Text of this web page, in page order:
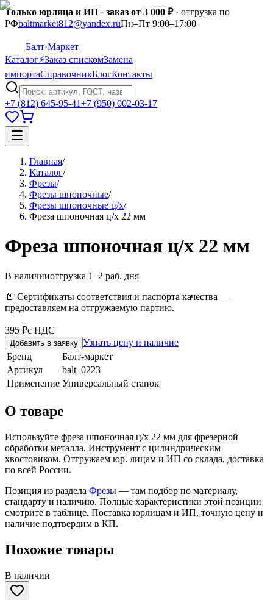
Только юрлица и ИП · заказ от 3 000 ₽· отгрузка по
РФbaltmarket812@yandex.ruПн–Пт 9:00–17:00
Балт·Маркет
Каталог⚡Заказ спискомЗамена
импортаСправочникБлогКонтакты
+7 (812) 645-95-41+7 (950) 002-03-17
Главная/
Каталог/
Фрезы/
Фрезы шпоночные/
Фрезы шпоночные ц/х/
Фреза шпоночная ц/х 22 мм
Фреза шпоночная ц/х 22 мм
В наличииотгрузка 1–2 раб. дня
📄 Сертификаты соответствия и паспорта качества —
предоставляем на отгружаемую партию.
395 ₽с НДС
Добавить в заявку Узнать цену и наличие
Бренд
Балт-маркет
Артикул
balt_0223
Применение Универсальный станок
О товаре
Используйте фреза шпоночная ц/х 22 мм для фрезерной
обработки металла. Инструмент с цилиндрическим
хвостовиком. Отгружаем юр. лицам и ИП со склада, доставка
по всей России.
Позиция из раздела Фрезы — там подбор по материалу,
стандарту и наличию. Полные характеристики этой позиции
смотрите в таблице. Поставка юрлицам и ИП, точную цену и
наличие подтвердим в КП.
Похожие товары
В наличии